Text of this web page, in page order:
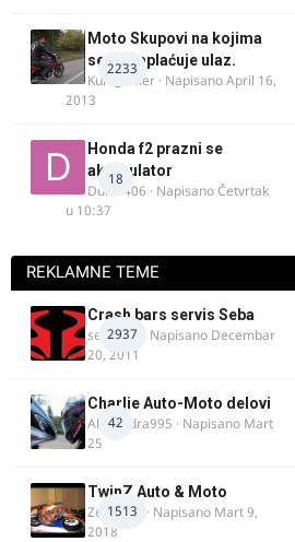
2233
Moto Skupovi na kojima
se ne naplaćuje ulaz.
Kum_Mixer · NapisanoApril 16,
2013
18
Honda f2 prazni se
akomulator
Dule1406 · NapisanoČetvrtak
u 10:37
REKLAMNE TEME
2937
Crash bars servis Seba
seba011 · Napisano Decembar
20, 2011
42
Charlie Auto-Moto delovi
Alexandra995 · Napisano Mart
25
1513
TwinZ Auto & Moto
Zeljkamp · Napisano Mart 9,
2018